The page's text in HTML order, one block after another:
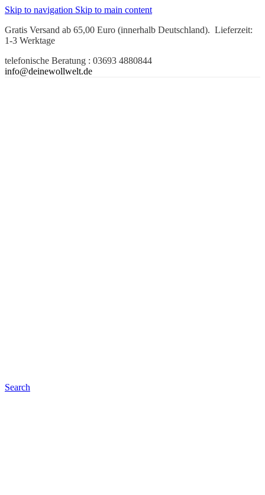
Skip to navigation Skip to main content
Gratis Versand ab 65,00 Euro (innerhalb Deutschland). Lieferzeit:
1-3 Werktage
telefonische Beratung : 03693 4880844
info@deinewollwelt.de
Search